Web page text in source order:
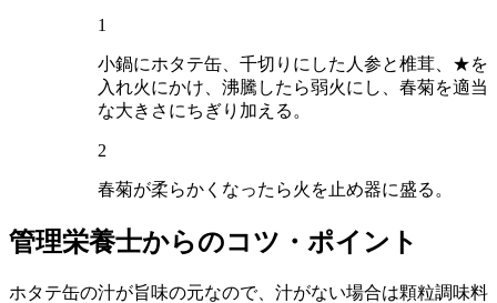
1
小鍋にホタテ缶、千切りにした人参と椎茸、★を
入れ火にかけ、沸騰したら弱火にし、春菊を適当
な大きさにちぎり加える。
2
春菊が柔らかくなったら火を止め器に盛る。
管理栄養士からのコツ・ポイント
ホタテ缶の汁が旨味の元なので、汁がない場合は顆粒調味料